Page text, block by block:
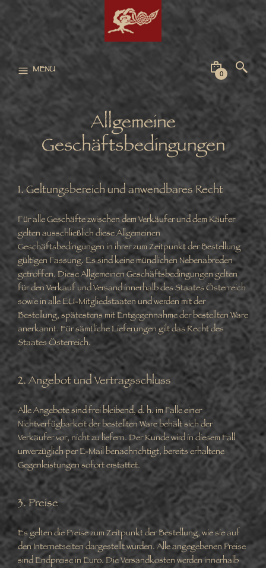
MENU 0
Allgemeine
Geschäftsbedingungen
1. Geltungsbereich und anwendbares Recht
Für alle Geschäfte zwischen dem Verkäufer und dem Käufer
gelten ausschließlich diese Allgemeinen
Geschäftsbedingungen in ihrer zum Zeitpunkt der Bestellung
gültigen Fassung. Es sind keine mündlichen Nebenabreden
getroffen. Diese Allgemeinen Geschäftsbedingungen gelten
für den Verkauf und Versand innerhalb des Staates Österreich
sowie in alle EU-Mitgliedstaaten und werden mit der
Bestellung, spätestens mit Entgegennahme der bestellten Ware
anerkannt. Für sämtliche Lieferungen gilt das Recht des
Staates Österreich.
2. Angebot und Vertragsschluss
Alle Angebote sind frei bleibend, d. h. im Falle einer
Nichtverfügbarkeit der bestellten Ware behält sich der
Verkäufer vor, nicht zu liefern. Der Kunde wird in diesem Fall
unverzüglich per E-Mail benachrichtigt, bereits erhaltene
Gegenleistungen sofort erstattet.
3. Preise
Es gelten die Preise zum Zeitpunkt der Bestellung, wie sie auf
den Internetseiten dargestellt wurden. Alle angegebenen Preise
sind Endpreise in Euro. Die Versandkosten werden innerhalb